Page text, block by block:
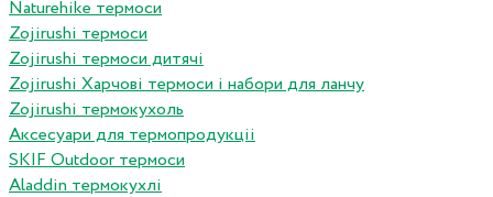
Naturehike термоси
Zojirushi термоси
Zojirushi термоси дитячі
Zojirushi Харчові термоси і набори для ланчу
Zojirushi термокухоль
Аксесуари для термопродукціі
SKIF Outdoor термоси
Aladdin термокухлі